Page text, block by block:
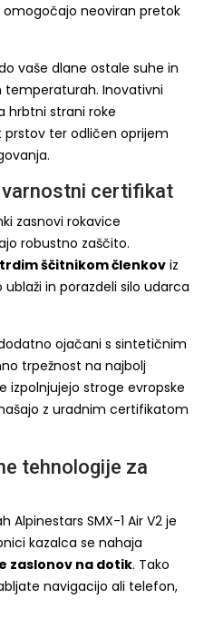
omogočajo neoviran pretok
vaše dlane ostale suhe in
temperaturah. Inovativni
hrbtni strani roke
prstov ter odličen oprijem
varnostni certifikat
zasnovi rokavice
robustno zaščito.
ščitnikom členkov iz
in porazdeli silo udarca
ojačani s sintetičnim
trpežnost na najbolj
izpolnjujejo stroge evropske
z uradnim certifikatom
tehnologije za
Alpinestars SMX-1 Air V2 je
kazalca se nahaja
zaslonov na dotik. Tako
navigacijo ali telefon,